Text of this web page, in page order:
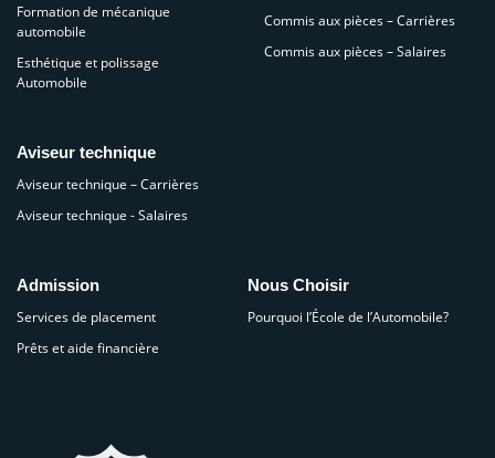
Formation de mécanique
automobile
Esthétique et polissage
Automobile
Aviseur technique
Aviseur technique – Carrières
Aviseur technique - Salaires
Commis aux pièces – Carrières
Commis aux pièces – Salaires
Admission
Services de placement
Prêts et aide financière
Nous Choisir
Pourquoi l’École de l’Automobile?